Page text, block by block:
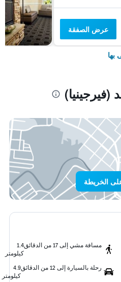
عرض الصفقة
بها
الخريطة
مسافة مشي إلى 17 من الدقائق
1.4
كيلومتر
رحلة بالسيارة إلى 12 من الدقائق
4.9
كيلومتر